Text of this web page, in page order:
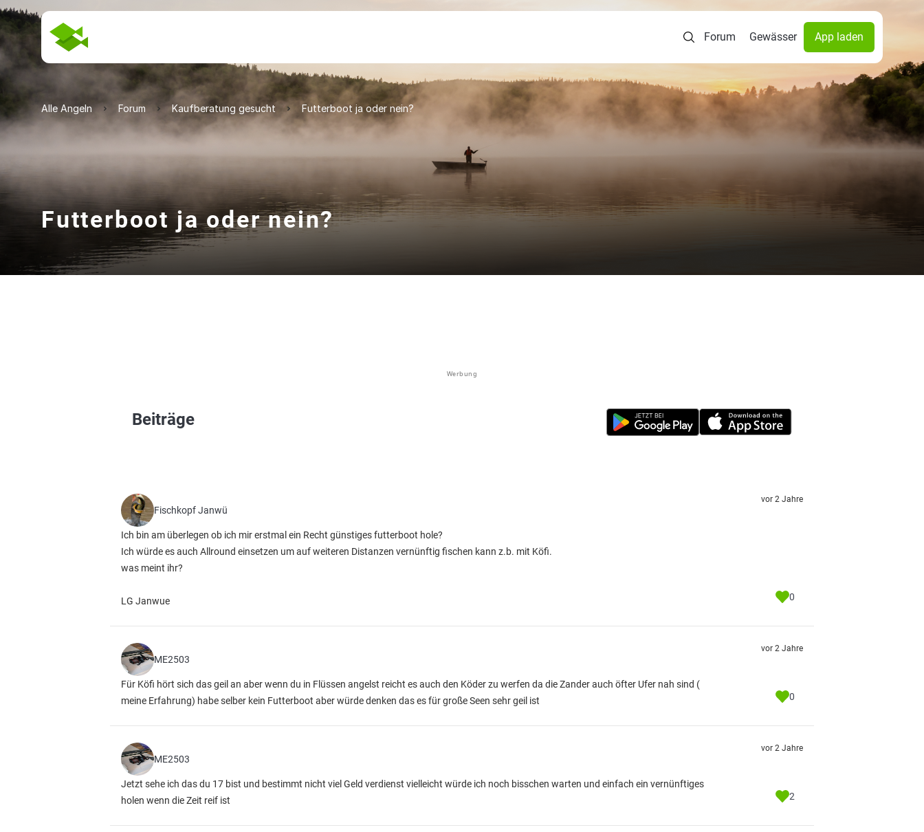
Forum Gewässer App laden
Alle Angeln Forum Kaufberatung gesucht Futterboot ja oder nein?
Futterboot ja oder nein?
Werbung
Beiträge
Fischkopf Janwü
Ich bin am überlegen ob ich mir erstmal ein Recht günstiges futterboot hole?
Ich würde es auch Allround einsetzen um auf weiteren Distanzen vernünftig fischen kann z.b. mit Köfi.
was meint ihr?
LG Janwue
vor 2 Jahre
0
ME2503
Für Köfi hört sich das geil an aber wenn du in Flüssen angelst reicht es auch den Köder zu werfen da die Zander auch öfter Ufer nah sind (
meine Erfahrung) habe selber kein Futterboot aber würde denken das es für große Seen sehr geil ist
vor 2 Jahre
0
ME2503
Jetzt sehe ich das du 17 bist und bestimmt nicht viel Geld verdienst vielleicht würde ich noch bisschen warten und einfach ein vernünftiges
holen wenn die Zeit reif ist
vor 2 Jahre
2